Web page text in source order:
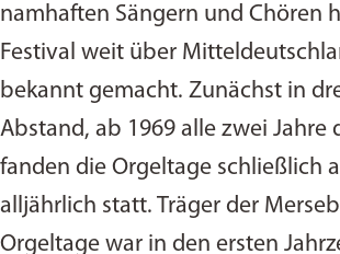
namhaften Sängern und Chören
Festival weit über
bekannt gemacht. Zunächst in
Abstand, ab 1969 alle zwei Jahre
fanden die Orgeltage schließlich
alljährlich statt. Träger der
Orgeltage war in den ersten